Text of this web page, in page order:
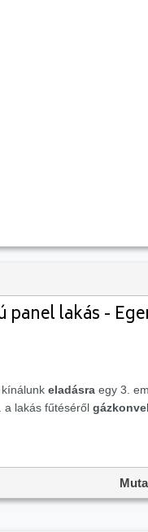
panel lakás -
eladásraegy 3.
a lakás fűtéséről